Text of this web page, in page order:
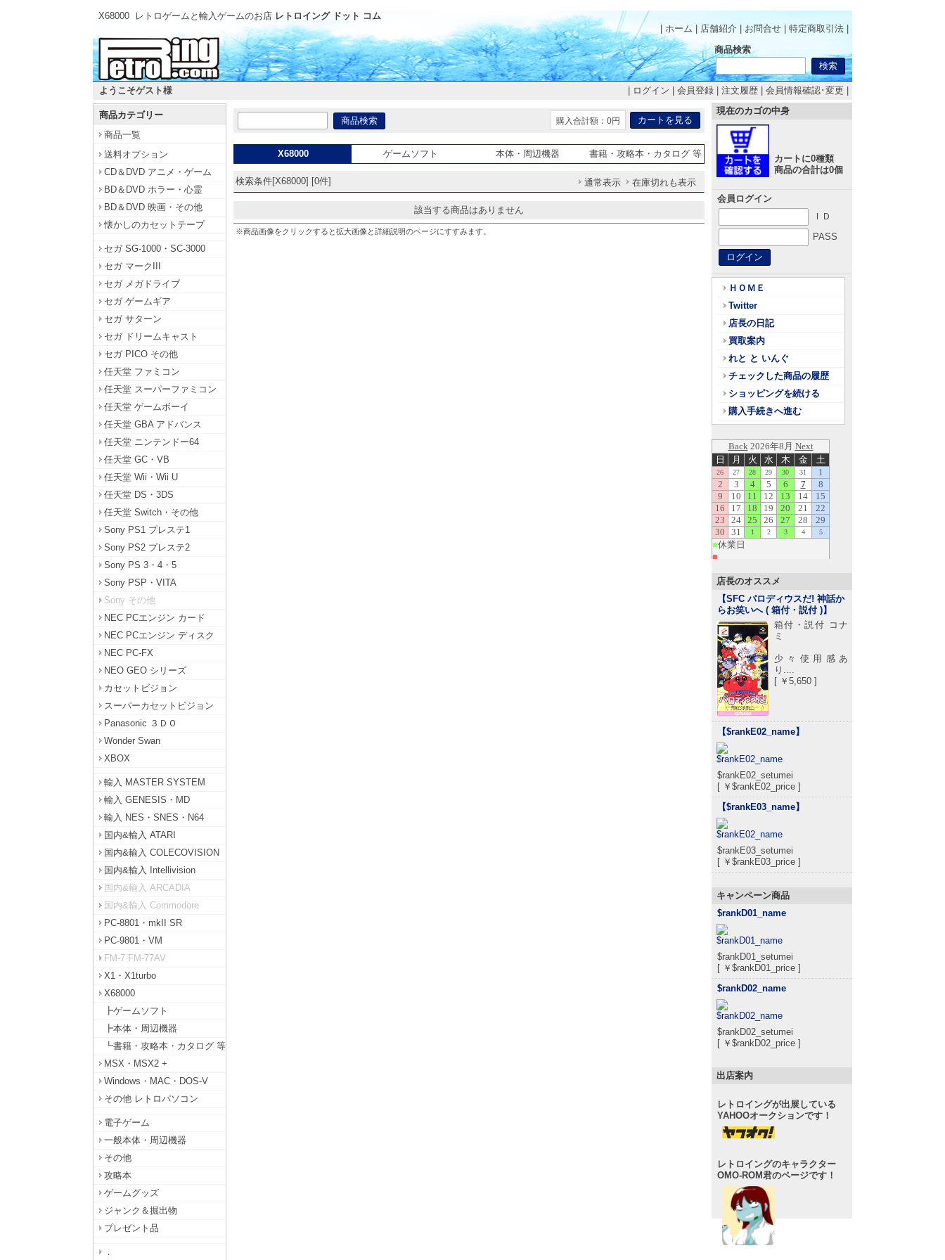
X68000 レトロゲームと輸入ゲームのお店 レトロイング ドット コム
| ホーム
店舗紹介 お問合せ 特定商取引法
商品検索
ようこそゲスト様 ログイン 会員登録 注文履歴 会員情報確認･変更
商品カテゴリー
商品一覧
送料オプション
CD＆DVD アニメ・ゲーム
BD＆DVD ホラー・心霊
BD＆DVD 映画・その他
懐かしのカセットテープ
セガ SG-1000・SC-3000
セガ マークIII
セガ メガドライブ
セガ ゲームギア
セガ サターン
セガ ドリームキャスト
セガ PICO その他
任天堂 ファミコン
任天堂 スーパーファミコン
任天堂 ゲームボーイ
任天堂 GBA アドバンス
任天堂 ニンテンドー64
任天堂 GC・VB
任天堂 Wii・Wii U
任天堂 DS・3DS
任天堂 Switch・その他
Sony PS1 プレステ1
Sony PS2 プレステ2
Sony PS 3・4・5
Sony PSP・VITA
Sony その他
NEC PCエンジン カード
NEC PCエンジン ディスク
NEC PC-FX
NEO GEO シリーズ
カセットビジョン
スーパーカセットビジョン
Panasonic ３ＤＯ
Wonder Swan
XBOX
輸入 MASTER SYSTEM
輸入 GENESIS・MD
輸入 NES・SNES・N64
国内&輸入 ATARI
国内&輸入 COLECOVISION
国内&輸入 Intellivision
国内&輸入 ARCADIA
国内&輸入 Commodore
PC-8801・mkII SR
PC-9801・VM
FM-7 FM-77AV
X1・X1turbo
X68000
┣ゲームソフト
┣本体・周辺機器
┗書籍・攻略本・カタログ 等
MSX・MSX2 +
Windows・MAC・DOS-V
その他 レトロパソコン
電子ゲーム
一般本体・周辺機器
その他
攻略本
ゲームグッズ
ジャンク＆掘出物
プレゼント品
．
購入合計額：0円
X68000 ゲームソフト 本体・周辺機器 書籍・攻略本・カタログ 等
検索条件[X68000] [0件] 通常表示 在庫切れも表示
該当する商品はありません
※商品画像をクリックすると拡大画像と詳細説明のページにすすみます。
現在のカゴの中身
カートに0種類
商品の合計は0個
会員ログイン
ＩＤ
PASS
ＨＯＭＥ
Twitter
店長の日記
買取案内
れと と いんぐ
チェックした商品の履歴
ショッピングを続ける
購入手続きへ進む
店長のオススメ
【SFC パロディウスだ! 神話か
らお笑いへ ( 箱付・説付 )】
箱付・説付 コナ
ミ
少々使用感あ
り....
[ ￥5,650 ]
【$rankE02_name】
$rankE02_setumei
[ ￥$rankE02_price ]
【$rankE03_name】
$rankE03_setumei
[ ￥$rankE03_price ]
キャンペーン商品
$rankD01_name
$rankD01_setumei
[ ￥$rankD01_price ]
$rankD02_name
$rankD02_setumei
[ ￥$rankD02_price ]
出店案内
レトロイングが出展している
YAHOOオークションです！
レトロイングのキャラクター
OMO-ROM君のページです！